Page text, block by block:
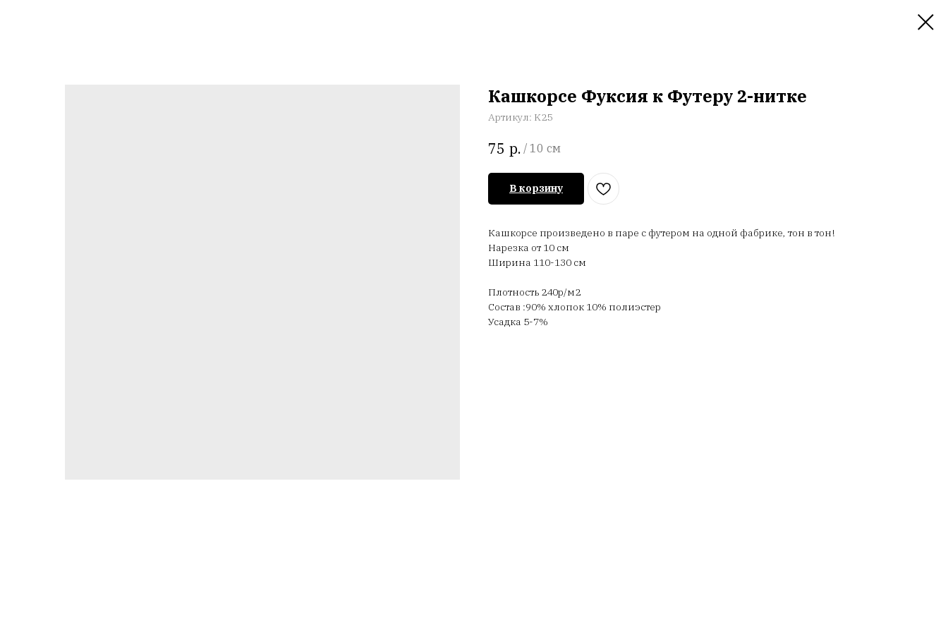
Кашкорсе Фуксия к Футеру 2-нитке
Артикул: K25
75 р. / 10 см
В корзину
Кашкорсе произведено в паре с футером на одной фабрике, тон в тон!
Нарезка от 10 см
Ширина 110-130 см
Плотность 240р/м2
Состав :90% хлопок 10% полиэстер
Усадка 5-7%